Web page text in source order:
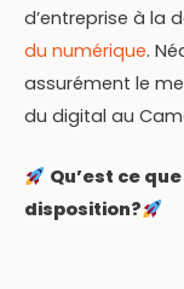
d’entreprise à la
du numérique.
assurément le
du digital au
Qu’est ce
disposition?